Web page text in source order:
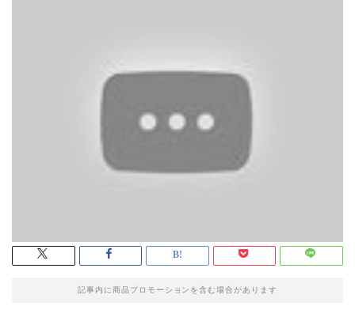
記事内に商品プロモーションを含む場合があります